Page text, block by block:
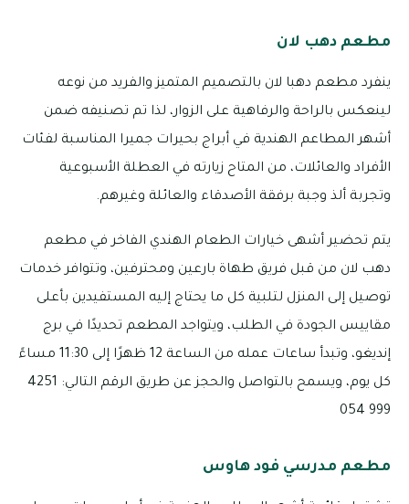
مطعم دهب لان
ينفرد مطعم دهبا لان بالتصميم المتميز والفريد من نوعه
لينعكس بالراحة والرفاهية على الزوار، لذا تم تصنيفه ضمن
أشهر المطاعم الهندية في أبراج بحيرات جميرا المناسبة لفئات
الأفراد والعائلات، من المتاح زيارته في العطلة الأسبوعية
وتجربة ألذ وجبة برفقة الأصدقاء والعائلة وغيرهم.
يتم تحضير أشهى خيارات الطعام الهندي الفاخر في مطعم
دهب لان من قبل فريق طهاة بارعين ومحترفين، وتتوافر خدمات
توصيل إلى المنزل لتلبية كل ما يحتاج إليه المستفيدين بأعلى
مقاييس الجودة في الطلب، ويتواجد المطعم تحديدًا في برج
إنديغو، وتبدأ ساعات عمله من الساعة 12 ظهرًا إلى 11:30 مساءً
كل يوم، ويسمح بالتواصل والحجز عن طريق الرقم التالي: 4251
999 054
مطعم مدرسي فود هاوس